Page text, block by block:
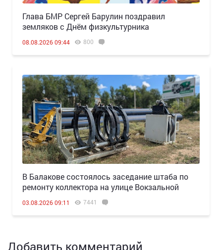
Глава БМР Сергей Барулин поздравил
земляков с Днём физкультурника
08.08.2026 09:44 800
В Балакове состоялось заседание штаба по
ремонту коллектора на улице Вокзальной
03.08.2026 09:11 7441
Добавить комментарий